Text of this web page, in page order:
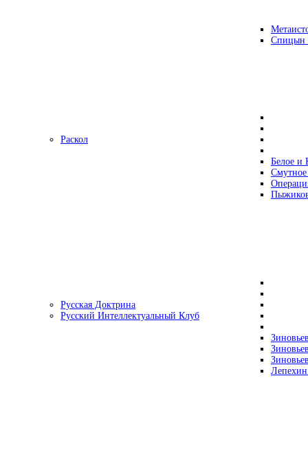
Раскол
Белое и
Русская Доктрина
Русский Интеллектуальный Клуб